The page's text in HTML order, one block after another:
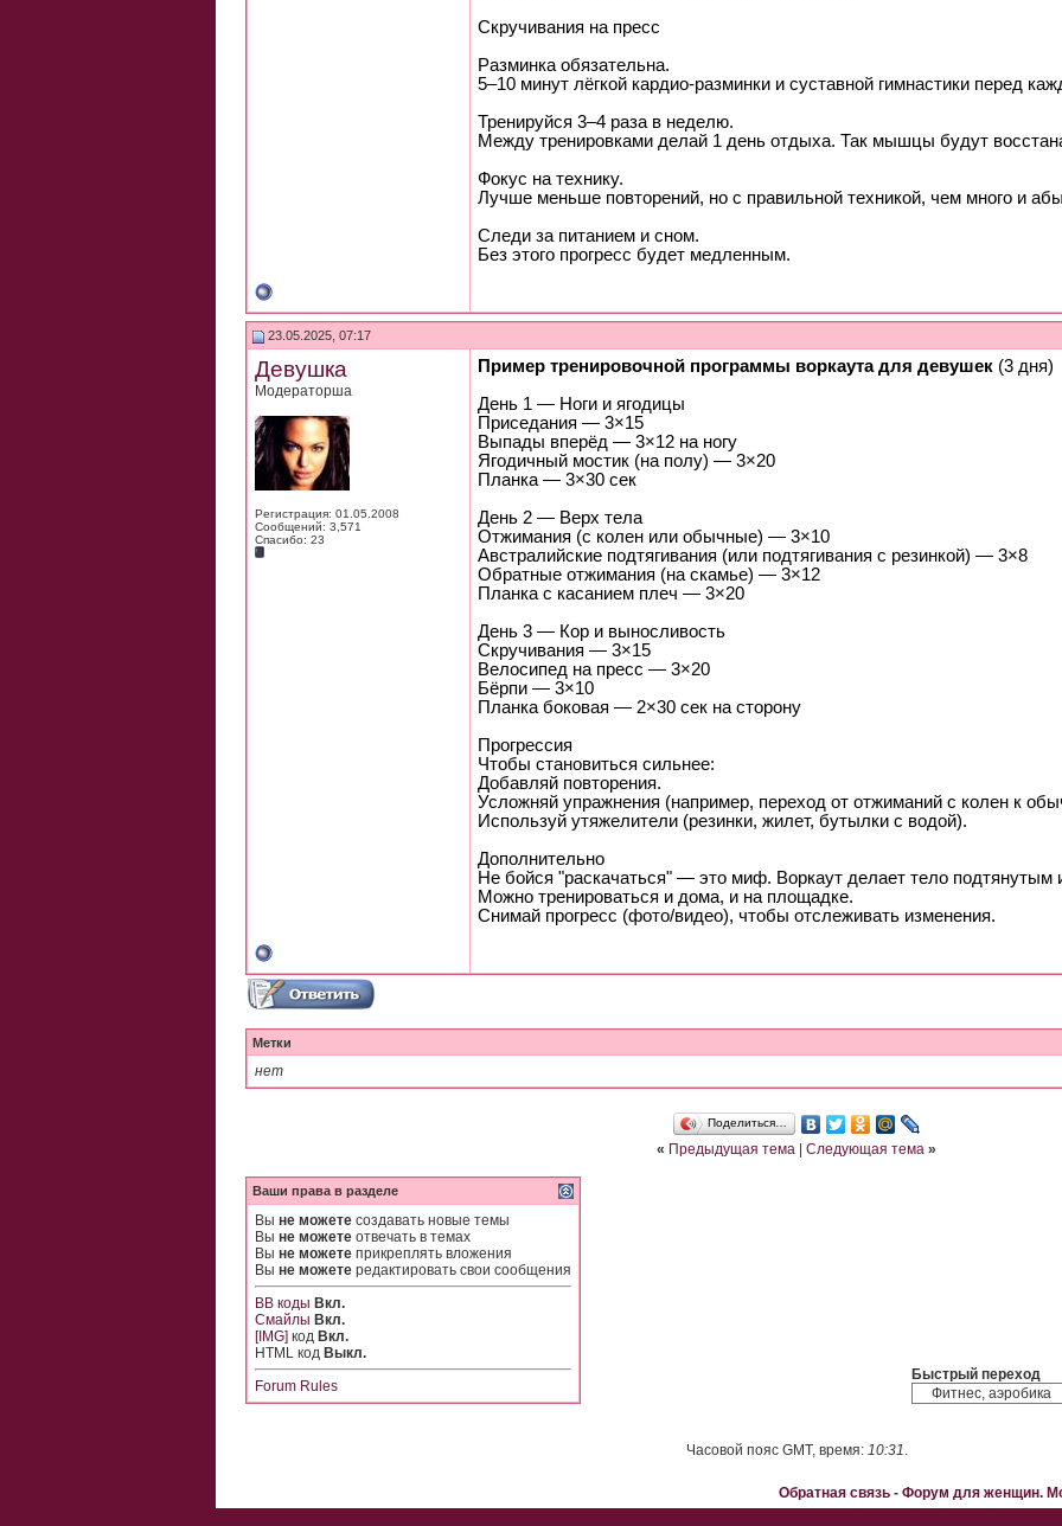
Скручивания на пресс
Разминка обязательна.
5–10 минут лёгкой кардио-разминки и суставной гимнастики перед
Тренируйся 3–4 раза в неделю.
Между тренировками делай 1 день отдыха. Так мышцы будут
Фокус на технику.
Лучше меньше повторений, но с правильной техникой, чем много и
Следи за питанием и сном.
Без этого прогресс будет медленным.
23.05.2025, 07:17
Девушка
Модераторша
Регистрация: 01.05.2008
Сообщений: 3,571
Спасибо: 23
Пример тренировочной программы воркаута для девушек (3 дня)
День 1 — Ноги и ягодицы
Приседания — 3×15
Выпады вперёд — 3×12 на ногу
Ягодичный мостик (на полу) — 3×20
Планка — 3×30 сек
День 2 — Верх тела
Отжимания (с колен или обычные) — 3×10
Австралийские подтягивания (или подтягивания с резинкой) — 3×8
Обратные отжимания (на скамье) — 3×12
Планка с касанием плеч — 3×20
День 3 — Кор и выносливость
Скручивания — 3×15
Велосипед на пресс — 3×20
Бёрпи — 3×10
Планка боковая — 2×30 сек на сторону
Прогрессия
Чтобы становиться сильнее:
Добавляй повторения.
Усложняй упражнения (например, переход от отжиманий с колен к
Используй утяжелители (резинки, жилет, бутылки с водой).
Дополнительно
Не бойся "раскачаться" — это миф. Воркаут делает тело подтянутым
Можно тренироваться и дома, и на площадке.
Снимай прогресс (фото/видео), чтобы отслеживать изменения.
Метки
нет
Поделиться…
« Предыдущая тема Следующая тема »
Ваши права в разделе
Вы не можете создавать новые темы
Вы не можете отвечать в темах
Вы не можете прикреплять вложения
Вы не можете редактировать свои сообщения
BB коды Вкл.
Смайлы Вкл.
[IMG] код Вкл.
HTML код Выкл.
Forum Rules
Быстрый переход
Часовой пояс GMT, время: 10:31.
Обратная связь - Форум для женщин.